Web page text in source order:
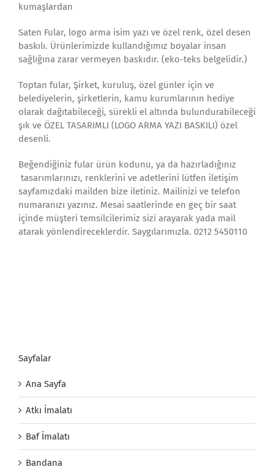
kumaşlardan
Saten Fular, logo arma isim yazı ve özel renk, özel desen
baskılı. Ürünlerimizde kullandığımız boyalar insan
sağlığına zarar vermeyen baskıdır. (eko-teks belgelidir.)
Toptan fular, Şirket, kuruluş, özel günler için ve
belediyelerin, şirketlerin, kamu kurumlarının hediye
olarak dağıtabileceği, sürekli el altında bulundurabileceği
şık ve ÖZEL TASARIMLI (LOGO ARMA YAZI BASKILI) özel
desenli.
Beğendiğiniz fular ürün kodunu, ya da hazırladığınız
tasarımlarınızı, renklerini ve adetlerini lütfen iletişim
sayfamızdaki mailden bize iletiniz. Mailinizi ve telefon
numaranızı yazınız. Mesai saatlerinde en geç bir saat
içinde müşteri temsilcilerimiz sizi arayarak yada mail
atarak yönlendireceklerdir. Saygılarımızla. 0212 5450110
Sayfalar
Ana Sayfa
Atkı İmalatı
Baf İmalatı
Bandana